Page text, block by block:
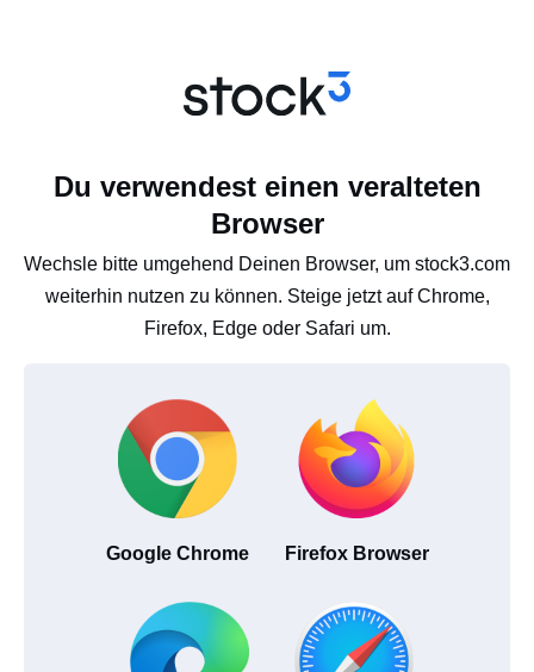
Du verwendest einen veralteten
Browser
Wechsle bitte umgehend Deinen Browser, um stock3.com
weiterhin nutzen zu können. Steige jetzt auf Chrome,
Firefox, Edge oder Safari um.
Google Chrome Firefox Browser